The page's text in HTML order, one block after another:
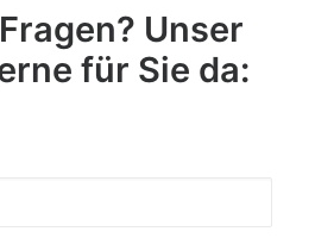
Unser
für Sie da: